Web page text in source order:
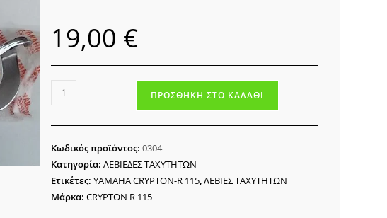
19,00 €
ΛΕΒΙΕΣ
YAMAHA
CRYPTON-
R
115
110
ΠΡΟΣΘΉΚΗ ΣΤΟ ΚΑΛΆΘΙ
Κωδικός προϊόντος:0304
Κατηγορία:ΛΕΒΙΕΔΕΣ ΤΑΧΥΤΗΤΩΝ
Ετικέτες:YAMAHA CRYPTON-R 115,ΛΕΒΙΕΣ ΤΑΧΥΤΗΤΩΝ
Μάρκα:CRYPTON R 115